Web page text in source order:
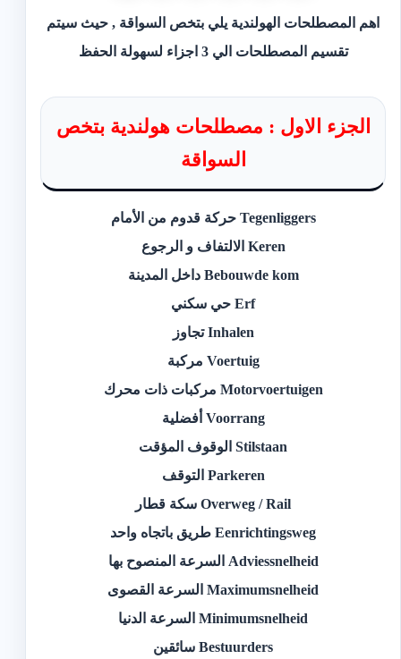
اهم المصطلحات الهولندية يلي بتخص السواقة , حيث سيتم
تقسيم المصطلحات الي 3 اجزاء لسهولة الحفظ
الجزء الاول : مصطلحات هولندية بتخص
السواقة
Tegenliggers حركة قدوم من الأمام
Keren الالتفاف و الرجوع
Bebouwde kom داخل المدينة
Erf حي سكني
Inhalen تجاوز
Voertuig مركبة
Motorvoertuigen مركبات ذات محرك
Voorrang أفضلية
Stilstaan الوقوف المؤقت
Parkeren التوقف
Overweg / Rail سكة قطار
Eenrichtingsweg طريق باتجاه واحد
Adviessnelheid السرعة المنصوح بها
Maximumsnelheid السرعة القصوى
Minimumsnelheid السرعة الدنيا
Bestuurders سائقين